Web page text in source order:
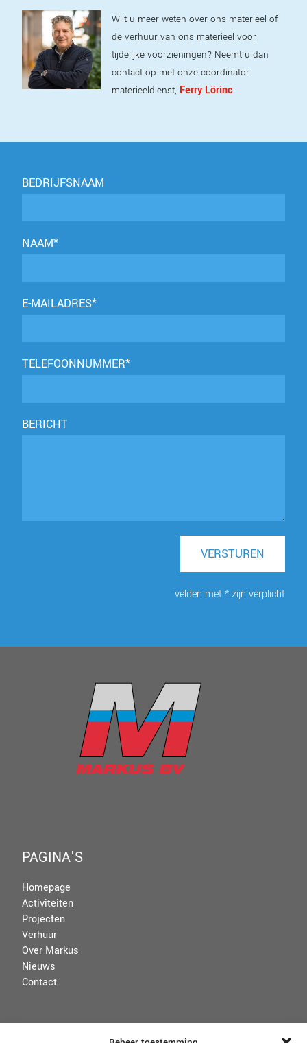
Wilt u meer weten over ons materieel of
de verhuur van ons materieel voor
tijdelijke voorzieningen? Neemt u dan
contact op met onze coördinator
materieeldienst, Ferry Lörinc.
BEDRIJFSNAAM
NAAM*
E-MAILADRES*
TELEFOONNUMMER*
BERICHT
VERSTUREN
velden met * zijn verplicht
PAGINA'S
Homepage
Activiteiten
Projecten
Verhuur
Over Markus
Nieuws
Contact